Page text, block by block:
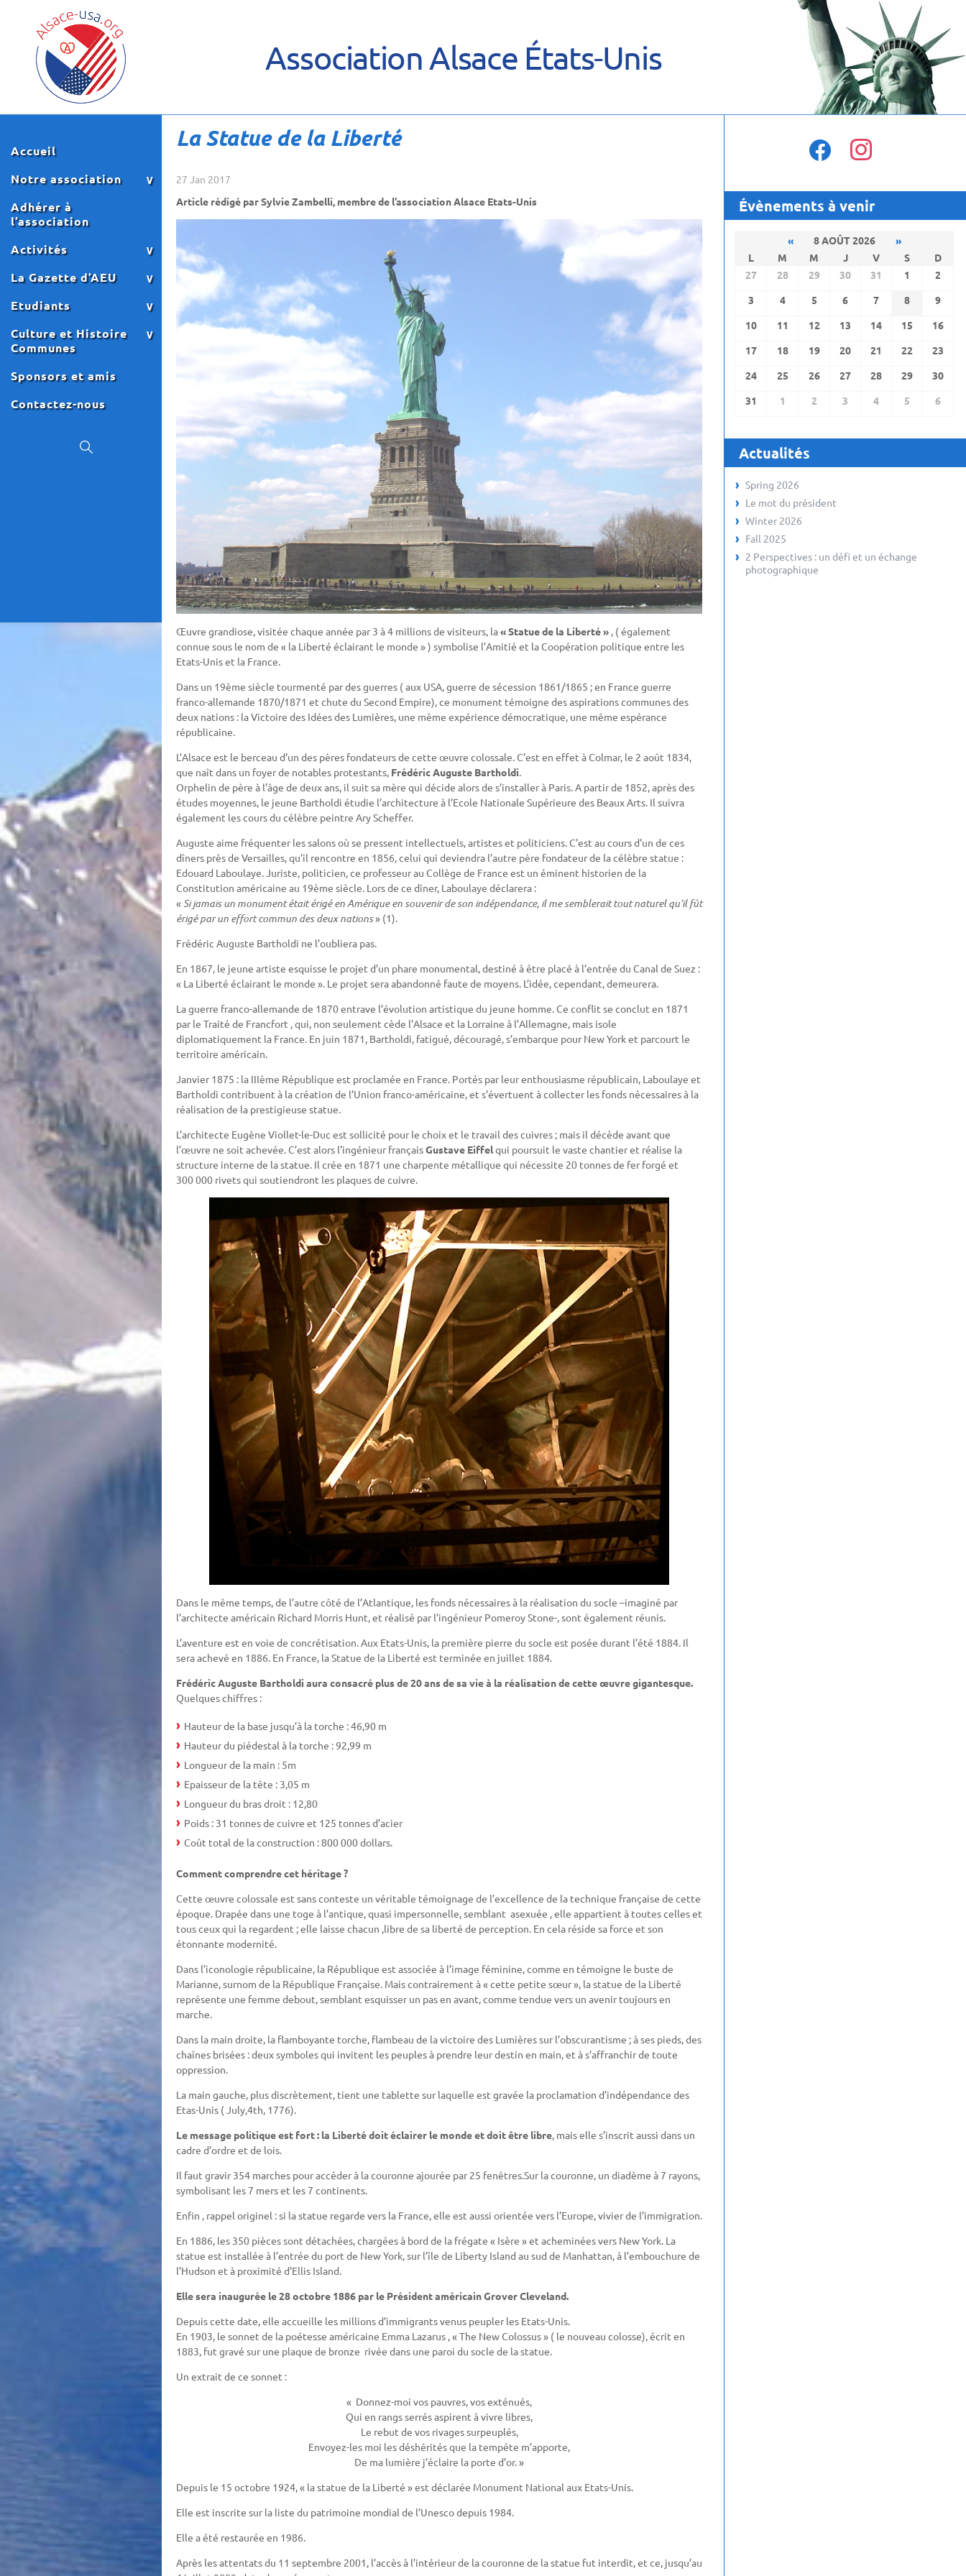
Association Alsace États-Unis
Accueil
Notre association
Adhérer à
l’association
Activités
La Gazette d’AEU
Etudiants
Culture et Histoire
Communes
Sponsors et amis
Contactez-nous
La Statue de la Liberté
27 Jan 2017
Article rédigé par Sylvie Zambelli, membre de l’association Alsace Etats-Unis
Œuvre grandiose, visitée chaque année par 3 à 4 millions de visiteurs, la« Statue de la Liberté » , ( également
connue sous le nom de « la Liberté éclairant le monde » ) symbolise l’Amitié et la Coopération politique entre les
Etats-Unis et la France.
Dans un 19ème siècle tourmenté par des guerres ( aux USA, guerre de sécession 1861/1865 ; en France guerre
franco-allemande 1870/1871 et chute du Second Empire), ce monument témoigne des aspirations communes des
deux nations : la Victoire des Idées des Lumières, une même expérience démocratique, une même espérance
républicaine.
L’Alsace est le berceau d’un des pères fondateurs de cette œuvre colossale. C’est en effet à Colmar, le 2 août 1834,
que naît dans un foyer de notables protestants, Frédéric Auguste Bartholdi.
Orphelin de père à l’âge de deux ans, il suit sa mère qui décide alors de s’installer à Paris. A partir de 1852, après des
études moyennes, le jeune Bartholdi étudie l’architecture à l’Ecole Nationale Supérieure des Beaux Arts. Il suivra
également les cours du célèbre peintre Ary Scheffer.
Auguste aime fréquenter les salons où se pressent intellectuels, artistes et politiciens. C’est au cours d’un de ces
dîners près de Versailles, qu’il rencontre en 1856, celui qui deviendra l’autre père fondateur de la célèbre statue :
Edouard Laboulaye. Juriste, politicien, ce professeur au Collège de France est un éminent historien de la
Constitution américaine au 19ème siècle. Lors de ce dîner, Laboulaye déclarera :
«Si jamais un monument était érigé en Amérique en souvenir de son indépendance, il me semblerait tout naturel qu’il fût
érigé par un effort commun des deux nations» (1).
Frédéric Auguste Bartholdi ne l’oubliera pas.
En 1867, le jeune artiste esquisse le projet d’un phare monumental, destiné à être placé à l’entrée du Canal de Suez :
« La Liberté éclairant le monde ». Le projet sera abandonné faute de moyens. L’idée, cependant, demeurera.
La guerre franco-allemande de 1870 entrave l’évolution artistique du jeune homme. Ce conflit se conclut en 1871
par le Traité de Francfort , qui, non seulement cède l’Alsace et la Lorraine à l’Allemagne, mais isole
diplomatiquement la France. En juin 1871, Bartholdi, fatigué, découragé, s’embarque pour New York et parcourt le
territoire américain.
Janvier 1875 : la IIIème République est proclamée en France. Portés par leur enthousiasme républicain, Laboulaye et
Bartholdi contribuent à la création de l’Union franco-américaine, et s’évertuent à collecter les fonds nécessaires à la
réalisation de la prestigieuse statue.
L’architecte Eugène Viollet-le-Duc est sollicité pour le choix et le travail des cuivres ; mais il décède avant que
l’œuvre ne soit achevée. C’est alors l’ingénieur françaisGustave Eiffelqui poursuit le vaste chantier et réalise la
structure interne de la statue. Il crée en 1871 une charpente métallique qui nécessite 20 tonnes de fer forgé et
300 000 rivets qui soutiendront les plaques de cuivre.
Dans le même temps, de l’autre côté de l’Atlantique, les fonds nécessaires à la réalisation du socle –imaginé par
l’architecte américain Richard Morris Hunt, et réalisé par l’ingénieur Pomeroy Stone-, sont également réunis.
L’aventure est en voie de concrétisation. Aux Etats-Unis, la première pierre du socle est posée durant l’été 1884. Il
sera achevé en 1886. En France, la Statue de la Liberté est terminée en juillet 1884.
Frédéric Auguste Bartholdi aura consacré plus de 20 ans de sa vie à la réalisation de cette œuvre gigantesque.
Quelques chiffres :
Hauteur de la base jusqu’à la torche : 46,90 m
Hauteur du piédestal à la torche : 92,99 m
Longueur de la main : 5m
Epaisseur de la tête : 3,05 m
Longueur du bras droit : 12,80
Poids : 31 tonnes de cuivre et 125 tonnes d’acier
Coût total de la construction : 800 000 dollars.
Comment comprendre cet héritage ?
Cette œuvre colossale est sans conteste un véritable témoignage de l’excellence de la technique française de cette
époque. Drapée dans une toge à l’antique, quasi impersonnelle, semblant asexuée , elle appartient à toutes celles et
tous ceux qui la regardent ; elle laisse chacun ,libre de sa liberté de perception. En cela réside sa force et son
étonnante modernité.
Dans l’iconologie républicaine, la République est associée à l’image féminine, comme en témoigne le buste de
Marianne, surnom de la République Française. Mais contrairement à « cette petite sœur », la statue de la Liberté
représente une femme debout, semblant esquisser un pas en avant, comme tendue vers un avenir toujours en
marche.
Dans la main droite, la flamboyante torche, flambeau de la victoire des Lumières sur l’obscurantisme ; à ses pieds, des
chaînes brisées : deux symboles qui invitent les peuples à prendre leur destin en main, et à s’affranchir de toute
oppression.
La main gauche, plus discrètement, tient une tablette sur laquelle est gravée la proclamation d’indépendance des
Etas-Unis ( July,4th, 1776).
Le message politique est fort : la Liberté doit éclairer le monde et doit être libre, mais elle s’inscrit aussi dans un
cadre d’ordre et de lois.
Il faut gravir 354 marches pour accéder à la couronne ajourée par 25 fenêtres.Sur la couronne, un diadème à 7 rayons,
symbolisant les 7 mers et les 7 continents.
Enfin , rappel originel : si la statue regarde vers la France, elle est aussi orientée vers l’Europe, vivier de l’immigration.
En 1886, les 350 pièces sont détachées, chargées à bord de la frégate « Isère » et acheminées vers New York. La
statue est installée à l’entrée du port de New York, sur l’île de Liberty Island au sud de Manhattan, à l’embouchure de
l’Hudson et à proximité d’Ellis Island.
Elle sera inaugurée le 28 octobre 1886 par le Président américain Grover Cleveland.
Depuis cette date, elle accueille les millions d’immigrants venus peupler les Etats-Unis.
En 1903, le sonnet de la poétesse américaine Emma Lazarus , « The New Colossus » ( le nouveau colosse), écrit en
1883, fut gravé sur une plaque de bronze rivée dans une paroi du socle de la statue.
Un extrait de ce sonnet :
« Donnez-moi vos pauvres, vos exténués,
Qui en rangs serrés aspirent à vivre libres,
Le rebut de vos rivages surpeuplés,
Envoyez-les moi les déshérités que la tempête m’apporte,
De ma lumière j’éclaire la porte d’or. »
Depuis le 15 octobre 1924, « la statue de la Liberté » est déclarée Monument National aux Etats-Unis.
Elle est inscrite sur la liste du patrimoine mondial de l’Unesco depuis 1984.
Elle a été restaurée en 1986.
Après les attentats du 11 septembre 2001, l’accès à l’intérieur de la couronne de la statue fut interdit, et ce, jusqu’au
facebook instagram
Évènements à venir
« 8 AOÛT 2026
»
L
M M J V S
D
27
28 29 30 31 1
2
3
4 5 6 7 8
9
10
11 12 13 14 15
16
17
18 19 20 21 22
23
24
25 26 27 28 29
30
31
1 2 3 4 5 6
Actualités
Spring 2026
Le mot du président
Winter 2026
Fall 2025
2 Perspectives : un défi et un échange
photographique